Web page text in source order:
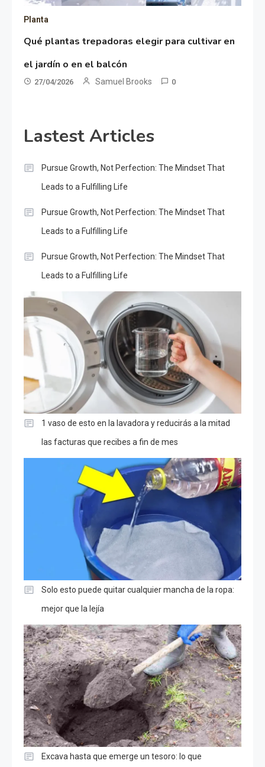
Planta
Qué plantas trepadoras elegir para cultivar en
el jardín o en el balcón
27/04/2026 Samuel Brooks 0
Lastest Articles
Pursue Growth, Not Perfection: The Mindset That
Leads to a Fulfilling Life
Pursue Growth, Not Perfection: The Mindset That
Leads to a Fulfilling Life
Pursue Growth, Not Perfection: The Mindset That
Leads to a Fulfilling Life
1 vaso de esto en la lavadora y reducirás a la mitad
las facturas que recibes a fin de mes
Solo esto puede quitar cualquier mancha de la ropa:
mejor que la lejía
Excava hasta que emerge un tesoro: lo que